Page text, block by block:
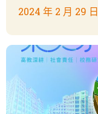
2024 年 2 月 29 日